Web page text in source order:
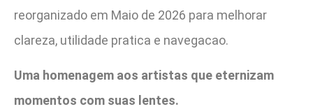
reorganizado em Maio de 2026 para melhorar
clareza, utilidade pratica e navegacao.
Uma homenagem aos artistas que eternizam
momentos com suas lentes.